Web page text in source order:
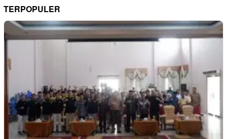
TERPOPULER